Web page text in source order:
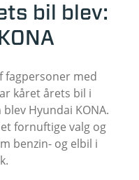
bil blev:
fagpersoner med
kåret årets bil i
Hyundai KONA.
fornuftige valg og
benzin- og elbil i